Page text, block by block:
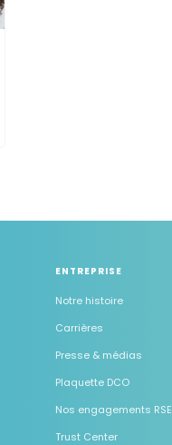
ENTREPRISE
Notre histoire
Carrières
Presse & médias
Plaquette DCO
Nos engagements RSE
Trust Center